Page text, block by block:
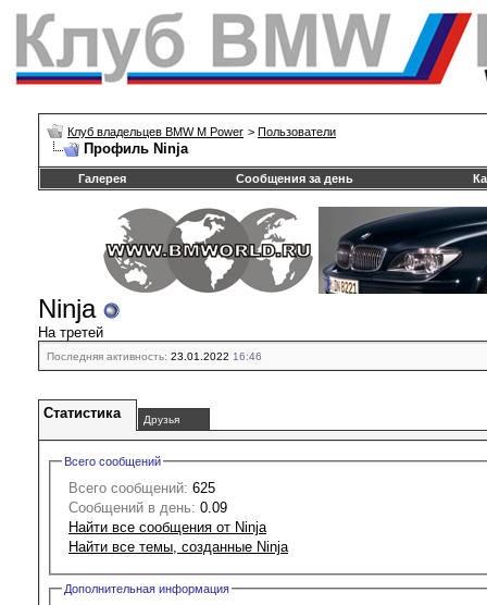
Клуб владельцев BMW M Power > Пользователи
Профиль Ninja
Галерея Сообщения за день
Ninja
На третей
Последняя активность: 23.01.2022 16:46
Статистика Друзья
Всего сообщений
Всего сообщений: 625
Сообщений в день: 0.09
Найти все сообщения от Ninja
Найти все темы, созданные Ninja
Дополнительная информация